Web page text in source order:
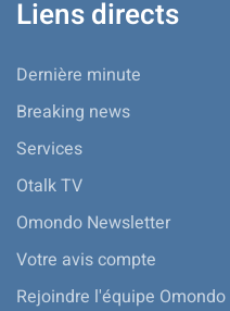
Liens directs
Dernière minute
Breaking news
Services
Otalk TV
Omondo Newsletter
Votre avis compte
Rejoindre l'équipe Omondo